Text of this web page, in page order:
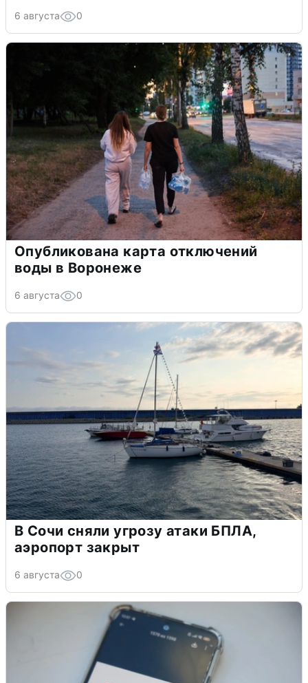
6 августа 0
Опубликована карта отключений
воды в Воронеже
6 августа 0
В Сочи сняли угрозу атаки БПЛА,
аэропорт закрыт
6 августа 0